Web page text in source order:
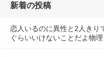
新着の投稿
恋人いるのに異性と2人き
ぐらいいけないことだよ物理